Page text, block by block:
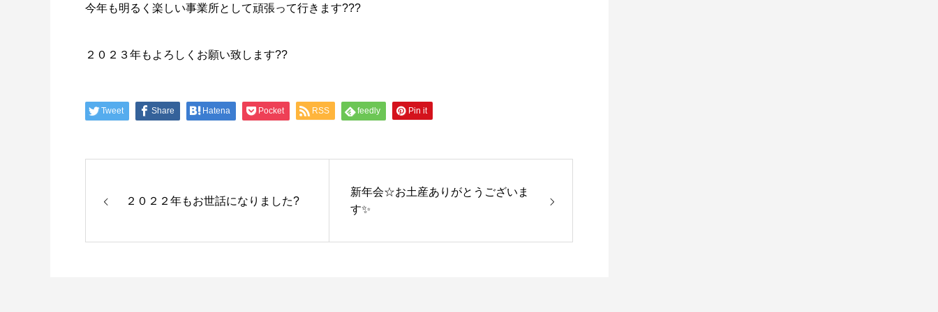
今年も明るく楽しい事業所として頑張って行きます???
２０２３年もよろしくお願い致します??
Tweet Share Hatena Pocket RSS feedly Pin it
２０２２年もお世話になりました?
新年会☆お土産ありがとうございま
す✨